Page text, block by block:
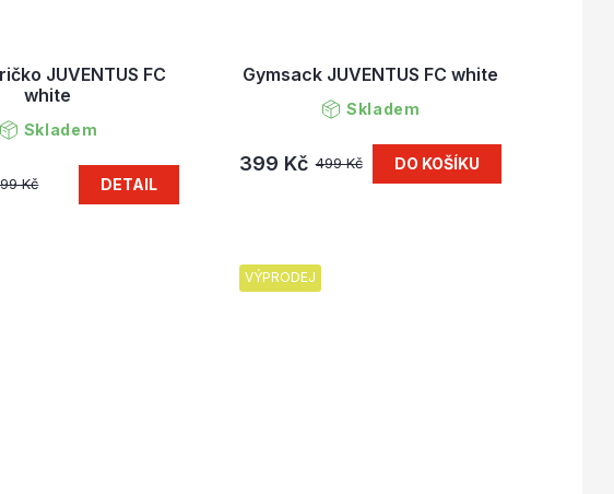
JUVENTUS FC
white
Skladem
Kč DETAIL
Gymsack JUVENTUS FC white
Skladem
499 Kč
399 Kč DO KOŠÍKU
VÝPRODEJ